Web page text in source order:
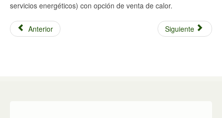
servicios energéticos) con opción de venta de calor.
Anterior Siguiente